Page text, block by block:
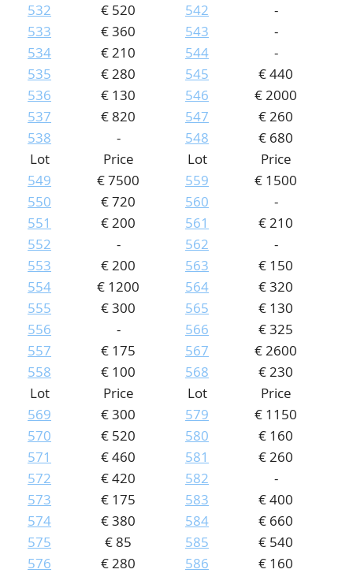
532
€ 520
533
€ 360
534
€ 210
535
€ 280
536
€ 130
537
€ 820
538
-
542
-
543
-
544
-
545
€ 440
546
€ 2000
547
€ 260
548
€ 680
Lot
Price
549
€ 7500
550
€ 720
551
€ 200
552
-
553
€ 200
554
€ 1200
555
€ 300
556
-
557
€ 175
558
€ 100
Lot
Price
559
€ 1500
560
-
561
€ 210
562
-
563
€ 150
564
€ 320
565
€ 130
566
€ 325
567
€ 2600
568
€ 230
Lot
Price
569
€ 300
570
€ 520
571
€ 460
572
€ 420
573
€ 175
574
€ 380
575
€ 85
576
€ 280
Lot
Price
579
€ 1150
580
€ 160
581
€ 260
582
-
583
€ 400
584
€ 660
585
€ 540
586
€ 160